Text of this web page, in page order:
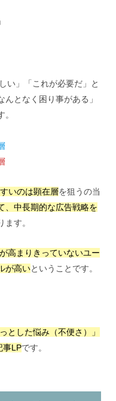
い」「これが必要だ」と
となく困り事がある」
いのは顕在層を狙うの当
、中長期的な広告戦略を
ます。
高まりきっていないユー
が高いということです。
とした悩み（不便さ）」
事LPです。